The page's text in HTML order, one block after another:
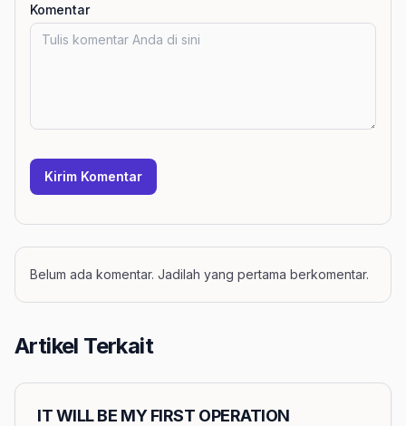
Komentar
Kirim Komentar
Belum ada komentar. Jadilah yang pertama berkomentar.
Artikel Terkait
IT WILL BE MY FIRST OPERATION